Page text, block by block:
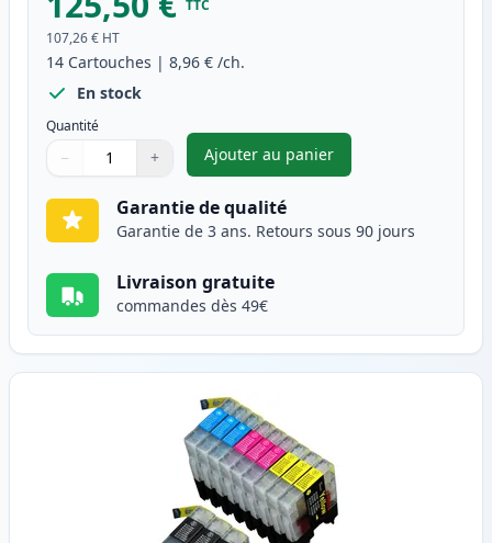
TTC
107,26 € HT
14 Cartouches | 8,96 € /ch.
En stock
Quantité
Quantité
Utilisez les boutons pour ajuster
− +
Quantité
Ajouter au panier
,Pack de 14 Brother LC1240
Garantie de qualité
Garantie de 3 ans. Retours sous 90 jours
Livraison gratuite
commandes dès 49€